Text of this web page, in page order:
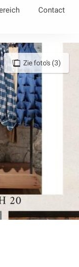
Contact
Zie foto's (3)